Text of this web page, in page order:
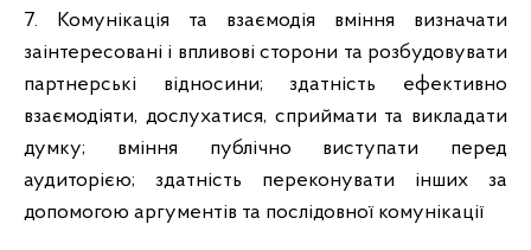
7. Комунікація та взаємодія вміння визначати
заінтересовані і впливові сторони та розбудовувати
партнерські відносини; здатність ефективно
взаємодіяти, дослухатися, сприймати та викладати
думку; вміння публічно виступати перед
аудиторією; здатність переконувати інших за
допомогою аргументів та послідовної комунікації